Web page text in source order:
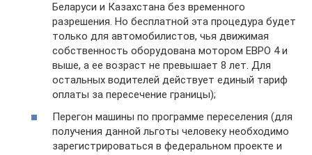
Беларуси и Казахстана без временного
разрешения. Но бесплатной эта процедура будет
только для автомобилистов, чья движимая
собственность оборудована мотором ЕВРО 4 и
выше, а ее возраст не превышает 8 лет. Для
остальных водителей действует единый тариф
оплаты за пересечение границы);
Перегон машины по программе переселения (для
получения данной льготы человеку необходимо
зарегистрироваться в федеральном проекте и